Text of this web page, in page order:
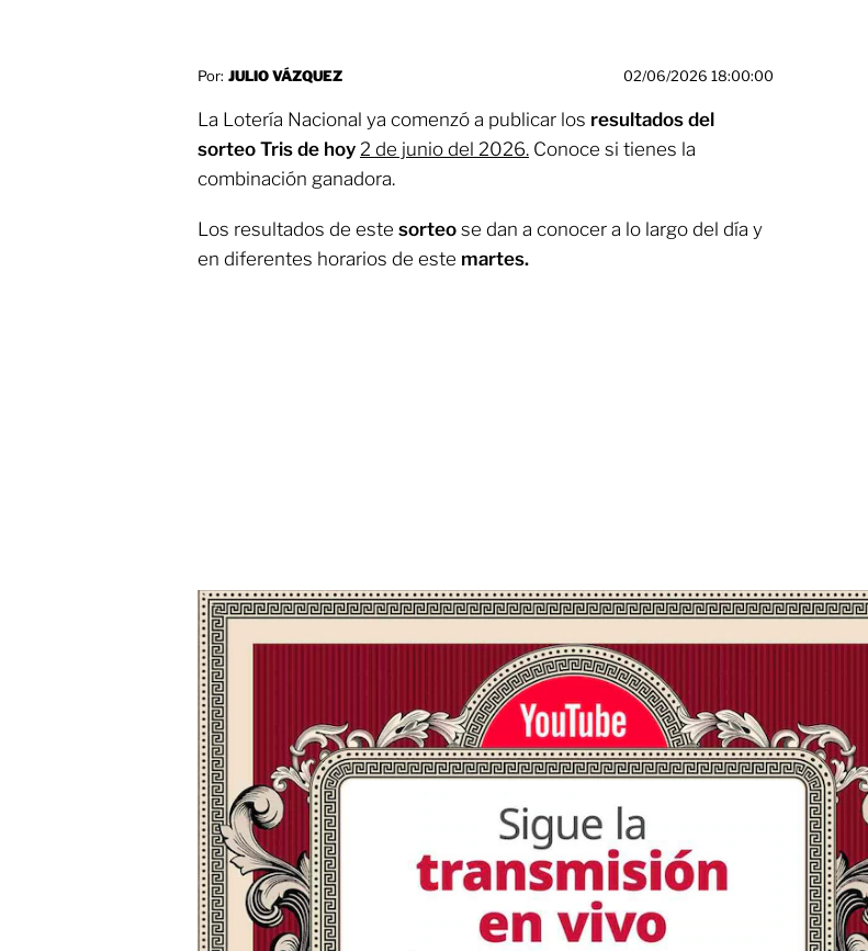
Por: JULIO VÁZQUEZ 02/06/2026 18:00:00
La Lotería Nacional ya comenzó a publicar los resultados del
sorteo Tris de hoy 2 de junio del 2026. Conoce si tienes la
combinación ganadora.
Los resultados de este sorteo se dan a conocer a lo largo del día y
en diferentes horarios de este martes.